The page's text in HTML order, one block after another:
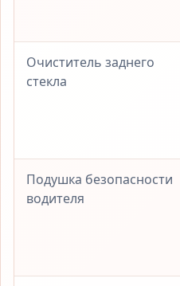
Очиститель заднего
стекла
Подушка безопасности
водителя